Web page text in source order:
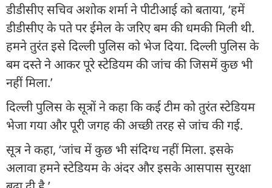
डीडीसीए सचिव अशोक शर्मा ने पीटीआई को बताया, ‘हमें
डीडीसीए के पते पर ईमेल के जरिए बम की धमकी मिली थी.
हमने तुरंत इसे दिल्ली पुलिस को भेज दिया. दिल्ली पुलिस के
बम दस्ते ने आकर पूरे स्टेडियम की जांच की जिसमें कुछ भी
नहीं मिला.’
दिल्ली पुलिस के सूत्रों ने कहा कि कई टीम को तुरंत स्टेडियम
भेजा गया और पूरी जगह की अच्छी तरह से जांच की गई.
सूत्र ने कहा, ‘जांच में कुछ भी संदिग्ध नहीं मिला. इसके
अलावा हमने स्टेडियम के अंदर और इसके आसपास सुरक्षा